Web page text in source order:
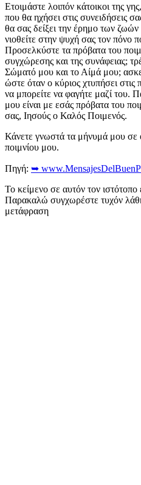
Ετοιμάστε λοιπόν κάτοικοι της
που θα ηχήσει στις συνειδήσεις
θα σας δείξει την έρημο των
νιοθείτε στην ψυχή σας τον πόνο
Προσελκύστε τα πρόβατα του
συγχώρεσης και της συνάφειας;
Σώματό μου και το Αίμά μου;
ώστε όταν ο κύριος χτυπήσει στις
να μπορείτε να φαγήτε μαζί του.
μου είναι με εσάς πρόβατα του
σας, Ιησούς ο Καλός Ποιμενός.
Κάνετε γνωστά τα μήνυμά μου σε
ποιμνίου μου.
Πηγή: ➥
Το κείμενο σε αυτόν τον ιστότοπο
Παρακαλώ συγχωρέστε τυχόν
μετάφραση